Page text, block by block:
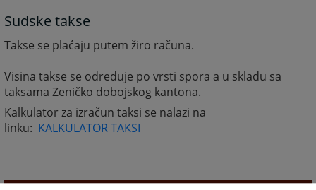
Sudske takse
Takse se plaćaju putem žiro računa.
Visina takse se određuje po vrsti spora a u skladu sa
taksama Zeničko dobojskog kantona.
Kalkulator za izračun taksi se nalazi na
linku: KALKULATOR TAKSI